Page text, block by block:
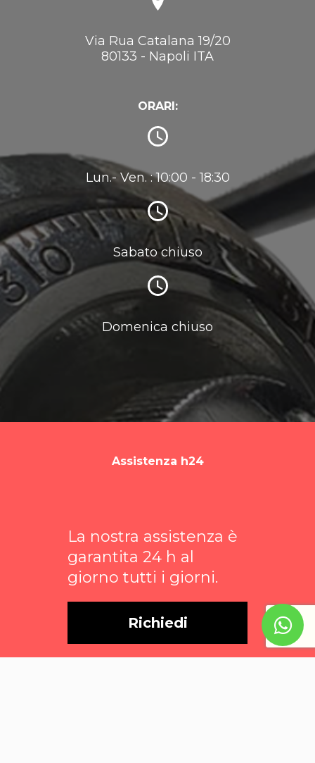
Via Rua Catalana 19/20
80133 - Napoli ITA
ORARI:
Lun.- Ven. : 10:00 - 18:30
Sabato chiuso
Domenica chiuso
Assistenza h24
La nostra assistenza è
garantita 24 h al
giorno tutti i giorni.
Richiedi